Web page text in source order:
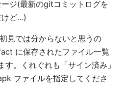
ジ(最新のgitコミットログを
けど…)
見では分からないと思うの
に保存されたファイル一覧
す。くれぐれも「サイン済み」
ファイルを指定してくださ